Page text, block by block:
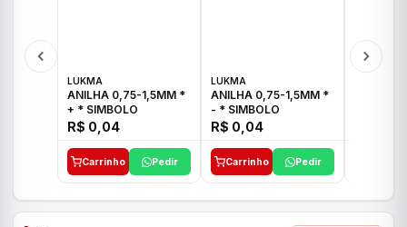
LUKMA
ANILHA 0,75-1,5MM *
+ * SIMBOLO
R$ 0,04
Carrinho Pedir
LUKMA
ANILHA 0,75-1,5MM *
- * SIMBOLO
R$ 0,04
Carrinho Pedir